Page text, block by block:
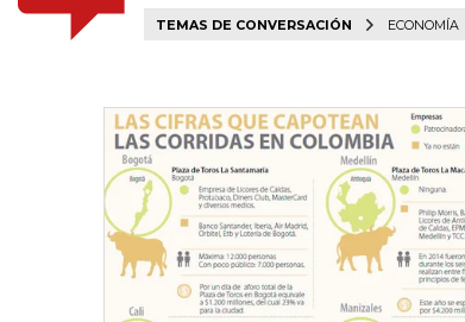
TEMAS DE CONVERSACIÓN ECONOMÍA